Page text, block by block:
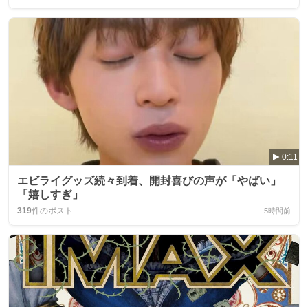
0:11
エビライグッズ続々到着、開封喜びの声が「やばい」
「嬉しすぎ」
319件のポスト 5時間前